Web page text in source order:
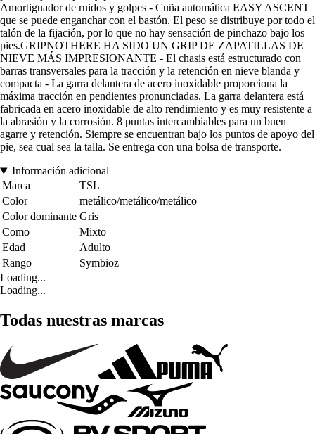
Amortiguador de ruidos y golpes - Cuña automática EASY ASCENT
que se puede enganchar con el bastón. El peso se distribuye por todo el
talón de la fijación, por lo que no hay sensación de pinchazo bajo los
pies.GRIPNOTHERE HA SIDO UN GRIP DE ZAPATILLAS DE
NIEVE MÁS IMPRESIONANTE - El chasis está estructurado con
barras transversales para la tracción y la retención en nieve blanda y
compacta - La garra delantera de acero inoxidable proporciona la
máxima tracción en pendientes pronunciadas. La garra delantera está
fabricada en acero inoxidable de alto rendimiento y es muy resistente a
la abrasión y la corrosión. 8 puntas intercambiables para un buen
agarre y retención. Siempre se encuentran bajo los puntos de apoyo del
pie, sea cual sea la talla. Se entrega con una bolsa de transporte.
Información adicional
Marca
TSL
Color
metálico/metálico/metálico
Color dominante Gris
Como
Mixto
Edad
Adulto
Rango
Symbioz
Loading...
Loading...
Todas nuestras marcas